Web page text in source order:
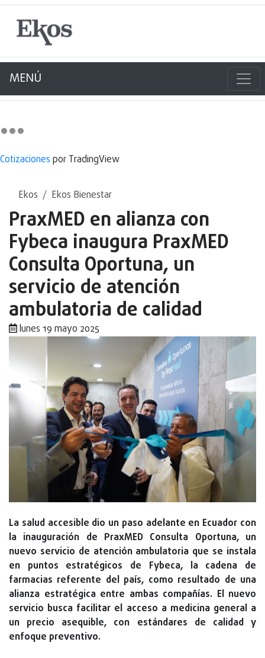
MENÚ
Cotizaciones por TradingView
Ekos Ekos Bienestar
PraxMED en alianza con
Fybeca inaugura PraxMED
Consulta Oportuna, un
servicio de atención
ambulatoria de calidad
lunes 19 mayo 2025
La salud accesible dio un paso adelante en Ecuador con
la inauguración de PraxMED Consulta Oportuna, un
nuevo servicio de atención ambulatoria que se instala
en puntos estratégicos de Fybeca, la cadena de
farmacias referente del país, como resultado de una
alianza estratégica entre ambas compañías. El nuevo
servicio busca facilitar el acceso a medicina general a
un precio asequible, con estándares de calidad y
enfoque preventivo.